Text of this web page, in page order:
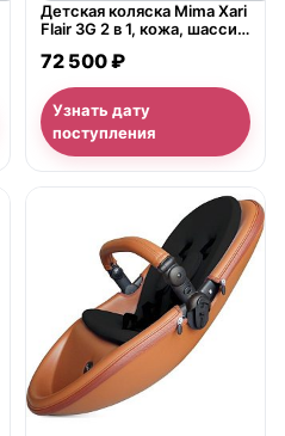
Детская коляска Mima Xari
Flair 3G 2 в 1, кожа, шасси
72 500 ₽
Узнать дату
поступления